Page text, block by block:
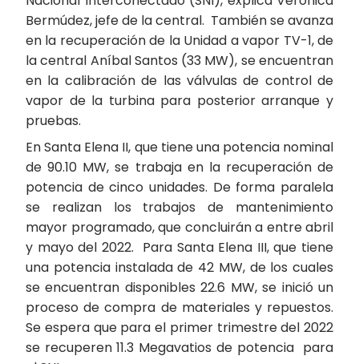
Bermúdez, jefe de la central. También se avanza
en la recuperación de la Unidad a vapor TV-1, de
la central Aníbal Santos (33 MW), se encuentran
en la calibración de las válvulas de control de
vapor de la turbina para posterior arranque y
pruebas.
En Santa Elena II, que tiene una potencia nominal
de 90.10 MW, se trabaja en la recuperación de
potencia de cinco unidades. De forma paralela
se realizan los trabajos de mantenimiento
mayor programado, que concluirán a entre abril
y mayo del 2022. Para Santa Elena III, que tiene
una potencia instalada de 42 MW, de los cuales
se encuentran disponibles 22.6 MW, se inició un
proceso de compra de materiales y repuestos.
Se espera que para el primer trimestre del 2022
se recuperen 11.3 Megavatios de potencia para